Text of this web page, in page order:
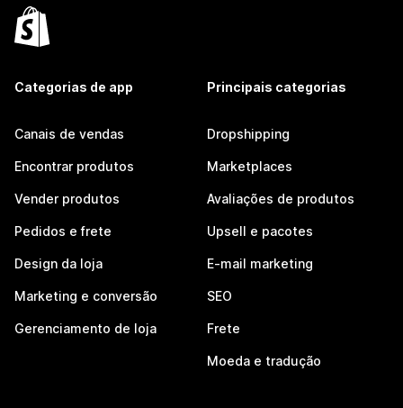
Categorias de app
Canais de vendas
Encontrar produtos
Vender produtos
Pedidos e frete
Design da loja
Marketing e conversão
Gerenciamento de loja
Principais categorias
Dropshipping
Marketplaces
Avaliações de produtos
Upsell e pacotes
E-mail marketing
SEO
Frete
Moeda e tradução